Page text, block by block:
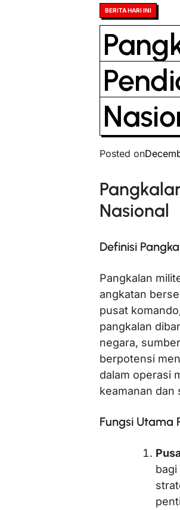
Posted
in
BERITA HARI INI
Posted on
Nasional
Definisi
Pangkalan
angkatan
pusat
pangkalan
negara,
berpotensi
dalam operasi
keamanan dan
Fungsi Utama